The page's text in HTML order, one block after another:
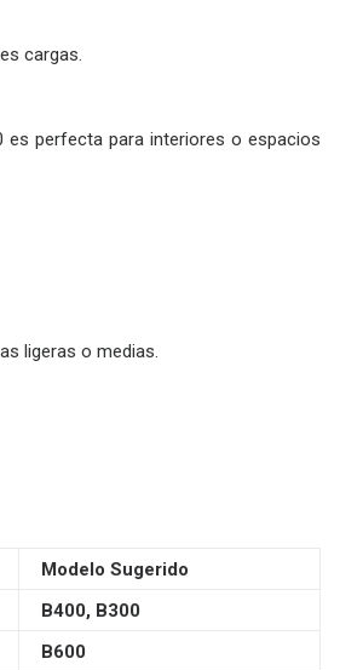
cargas.
es perfecta para interiores o espacios
ligeras o medias.
Modelo Sugerido
B400, B300
B600